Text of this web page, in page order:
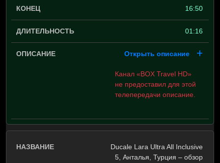
16:50
01:16
Открыть описание
Канал «BOX Travel HD»
не предоставил для этой
телепередачи описание.
Ducale Lara Ultra All Inclusive
5, Анталья, Турция – обзор